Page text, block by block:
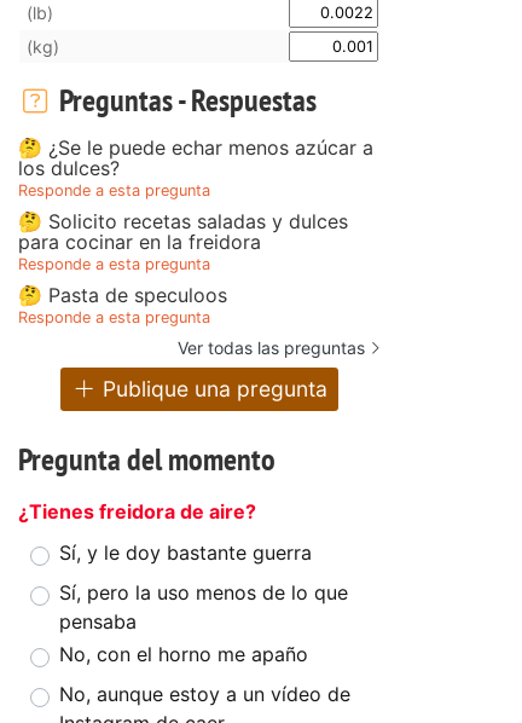
(lb)
(kg)
Preguntas - Respuestas
🤔 ¿Se le puede echar menos azúcar a
los dulces?
Responde a esta pregunta
🤔 Solicito recetas saladas y dulces
para cocinar en la freidora
Responde a esta pregunta
🤔 Pasta de speculoos
Responde a esta pregunta
Ver todas las preguntas
Publique una pregunta
Pregunta del momento
¿Tienes freidora de aire?
Sí, y le doy bastante guerra
Sí, pero la uso menos de lo que
pensaba
No, con el horno me apaño
No, aunque estoy a un vídeo de